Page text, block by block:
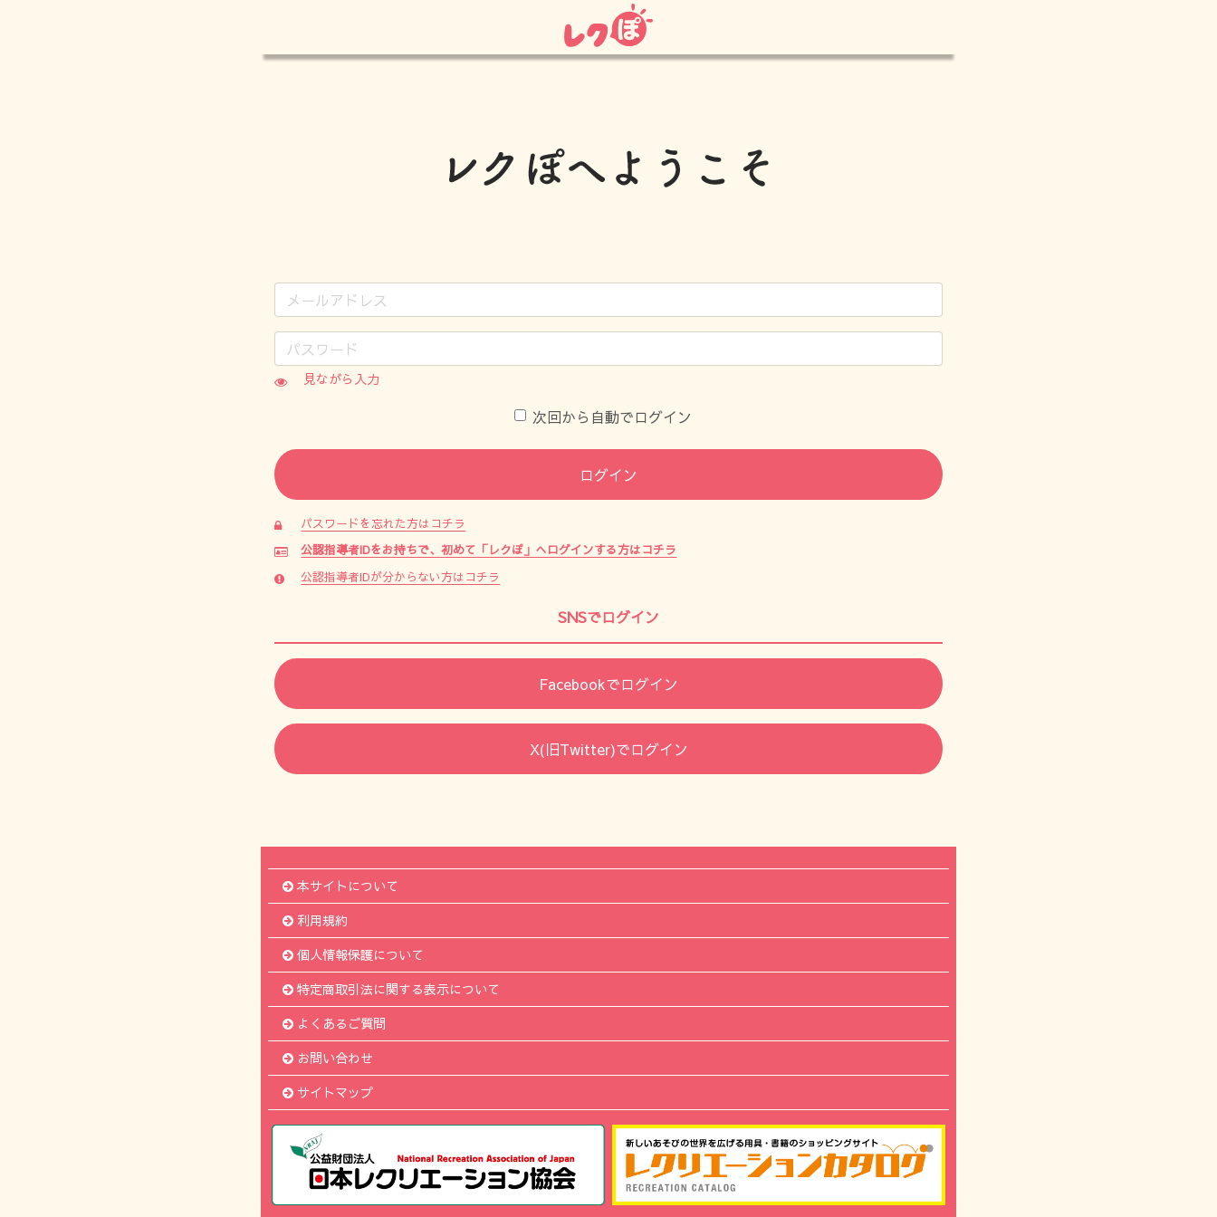
見ながら入力
次回から自動でログイン
ログイン
パスワードを忘れた方はコチラ
公認指導者IDをお持ちで、初めて「レクぽ」へログインする方はコチラ
公認指導者IDが分からない方はコチラ
SNSでログイン
Facebookでログイン
X(旧Twitter)でログイン
本サイトについて
利用規約
個人情報保護について
特定商取引法に関する表示について
よくあるご質問
お問い合わせ
サイトマップ